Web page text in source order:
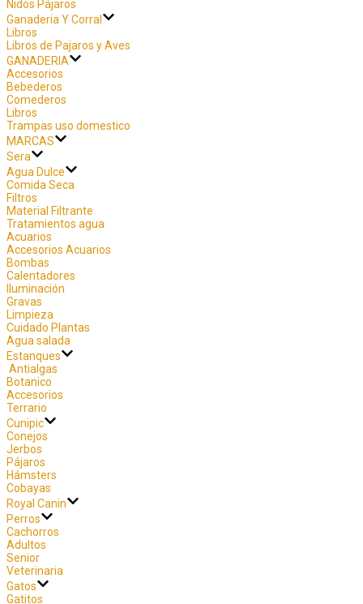
Nidos Pájaros
Ganaderia Y Corral
Libros
Libros de Pajaros y Aves
GANADERIA
Accesorios
Bebederos
Comederos
Libros
Trampas uso domestico
MARCAS
Sera
Agua Dulce
Comida Seca
Filtros
Material Filtrante
Tratamientos agua
Acuarios
Accesorios Acuarios
Bombas
Calentadores
Iluminación
Gravas
Limpieza
Cuidado Plantas
Agua salada
Estanques
Antialgas
Botanico
Accesorios
Terrario
Cunipic
Conejos
Jerbos
Pájaros
Hámsters
Cobayas
Royal Canin
Perros
Cachorros
Adultos
Senior
Veterinaria
Gatos
Gatitos